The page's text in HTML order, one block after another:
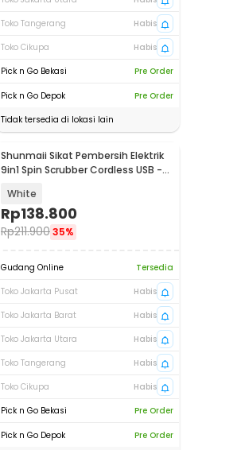
Toko Tangerang
Habis
Toko Cikupa
Habis
Pick n Go Bekasi
Pre Order
Pick n Go Depok
Pre Order
Tidak tersedia di lokasi lain
Shunmaii Sikat Pembersih Elektrik
9in1 Spin Scrubber Cordless USB -
White
Rp138.800
Rp211.90035%
Gudang Online
Tersedia
Toko Jakarta Pusat
Habis
Toko Jakarta Barat
Habis
Toko Jakarta Utara
Habis
Toko Tangerang
Habis
Toko Cikupa
Habis
Pick n Go Bekasi
Pre Order
Pick n Go Depok Pre Order